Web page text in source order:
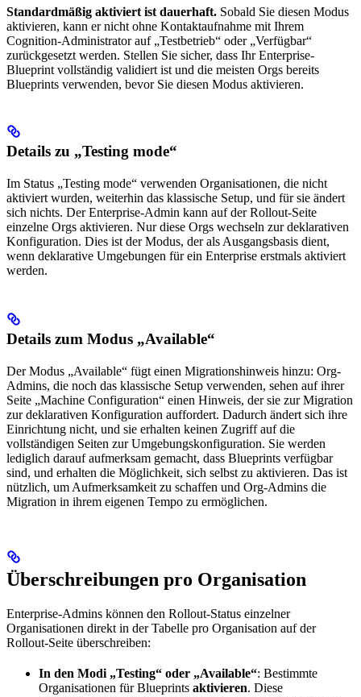
Standardmäßig aktiviert ist dauerhaft. Sobald Sie diesen Modus
aktivieren, kann er nicht ohne Kontaktaufnahme mit Ihrem
Cognition-Administrator auf „Testbetrieb“ oder „Verfügbar“
zurückgesetzt werden. Stellen Sie sicher, dass Ihr Enterprise-
Blueprint vollständig validiert ist und die meisten Orgs bereits
Blueprints verwenden, bevor Sie diesen Modus aktivieren.
Details zu „Testing mode“
Im Status „Testing mode“ verwenden Organisationen, die nicht
aktiviert wurden, weiterhin das klassische Setup, und für sie ändert
sich nichts. Der Enterprise-Admin kann auf der Rollout-Seite
einzelne Orgs aktivieren. Nur diese Orgs wechseln zur deklarativen
Konfiguration. Dies ist der Modus, der als Ausgangsbasis dient,
wenn deklarative Umgebungen für ein Enterprise erstmals aktiviert
werden.
Details zum Modus „Available“
Der Modus „Available“ fügt einen Migrationshinweis hinzu: Org-
Admins, die noch das klassische Setup verwenden, sehen auf ihrer
Seite „Machine Configuration“ einen Hinweis, der sie zur Migration
zur deklarativen Konfiguration auffordert. Dadurch ändert sich ihre
Einrichtung nicht, und sie erhalten keinen Zugriff auf die
vollständigen Seiten zur Umgebungskonfiguration. Sie werden
lediglich darauf aufmerksam gemacht, dass Blueprints verfügbar
sind, und erhalten die Möglichkeit, sich selbst zu aktivieren. Das ist
nützlich, um Aufmerksamkeit zu schaffen und Org-Admins die
Migration in ihrem eigenen Tempo zu ermöglichen.
Überschreibungen pro Organisation
Enterprise-Admins können den Rollout-Status einzelner
Organisationen direkt in der Tabelle pro Organisation auf der
Rollout-Seite überschreiben:
In den Modi „Testing“ oder „Available“: Bestimmte
Organisationen für Blueprints aktivieren. Diese